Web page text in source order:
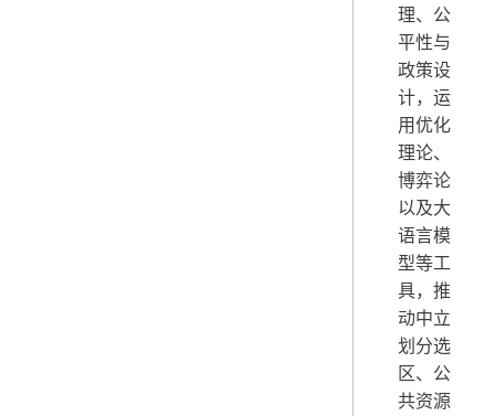
理、公
平性与
政策设
计，运
用优化
理论、
博弈论
以及大
语言模
型等工
具，推
动中立
划分选
区、公
共资源